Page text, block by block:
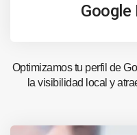
Google
Optimizamos tu perfil de
la visibilidad local y